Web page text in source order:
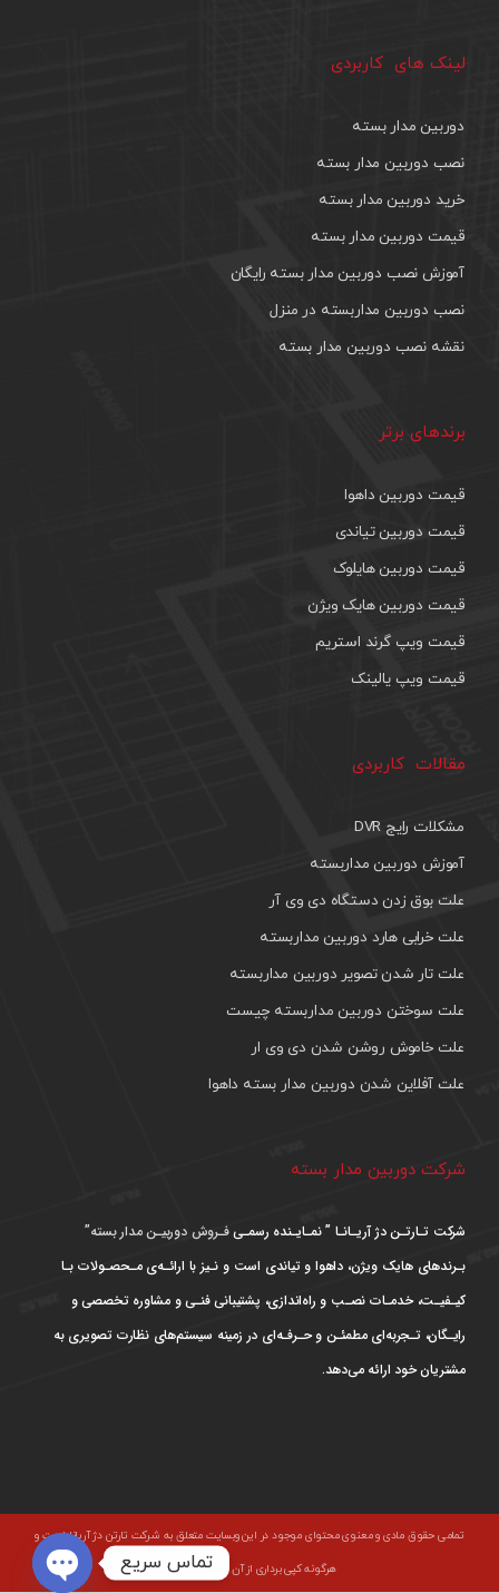
لینک های کاربردی
دوربین مدار بسته
نصب دوربین مدار بسته
خرید دوربین مدار بسته
قیمت دوربین مدار بسته
آموزش نصب دوربین مدار بسته رایگان
نصب دوربین مداربسته در منزل
نقشه نصب دوربین مدار بسته
برندهای برتر
قیمت دوربین داهوا
قیمت دوربین تیاندی
قیمت دوربین هایلوک
قیمت دوربین هایک ویژن
قیمت ویپ گرند استریم
قیمت ویپ یالینک
مقالات کاربردی
مشکلات رایج DVR
آموزش دوربین مداربسته
علت بوق زدن دستگاه دی وی آر
علت خرابی هارد دوربین مداربسته
علت تار شدن تصویر دوربین مداربسته
علت سوختن دوربین مداربسته چیست
علت خاموش روشن شدن دی وی ار
علت آفلاین شدن دوربین مدار بسته داهوا
شرکت دوربین مدار بسته
شرکت تـارتـن دژ آریـانـا ” نمـایـنده رسمـیفـروش دوربیـن مدار بسته”
بـرندهای هایک ویژن، داهوا و تیاندی است و نـیز با ارائـه‌ی مـحصـولات بـا
کیـفیـت، خدمـات نصـب و راه‌اندازی، پشتیبانی فنـی و مشاوره تخصصی و
رایـگان، تـجربه‌ای مطمئـن و حـرفـه‌ای در زمینه سیستم‌های نظارت تصویری به
مشتریان خود ارائه می‌دهد.
تمامی حقوق مادی و معنوی محتوای موجود در این وبسایت متعلق به شرکت تارتن دژ آریانا است و
هرگونه کپی برداری از آن غیر مجاز است.تماس سریع